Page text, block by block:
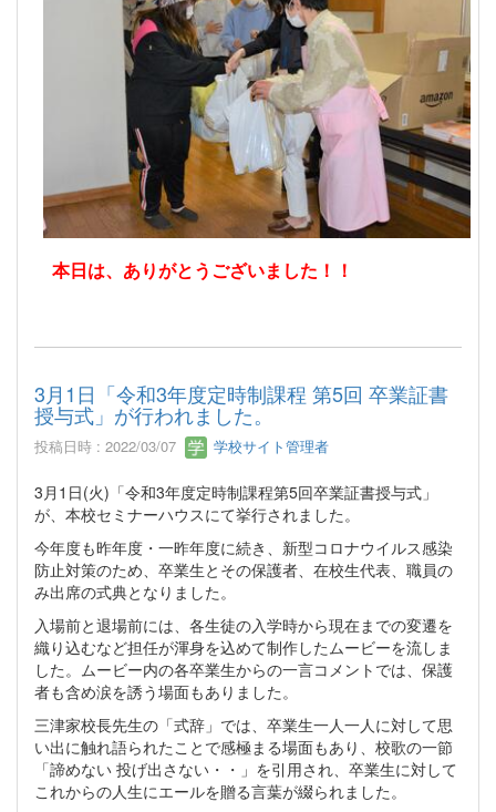
本日は、ありがとうございました！！
3月1日「令和3年度定時制課程 第5回 卒業証書
授与式」が行われました。
投稿日時 : 2022/03/07 学校サイト管理者
3月1日(火)「令和3年度定時制課程第5回卒業証書授与式」
が、本校セミナーハウスにて挙行されました。
今年度も昨年度・一昨年度に続き、新型コロナウイルス感染
防止対策のため、卒業生とその保護者、在校生代表、職員の
み出席の式典となりました。
入場前と退場前には、各生徒の入学時から現在までの変遷を
織り込むなど担任が渾身を込めて制作したムービーを流しま
した。ムービー内の各卒業生からの一言コメントでは、保護
者も含め涙を誘う場面もありました。
三津家校長先生の「式辞」では、卒業生一人一人に対して思
い出に触れ語られたことで感極まる場面もあり、校歌の一節
「諦めない 投げ出さない・・」を引用され、卒業生に対して
これからの人生にエールを贈る言葉が綴られました。